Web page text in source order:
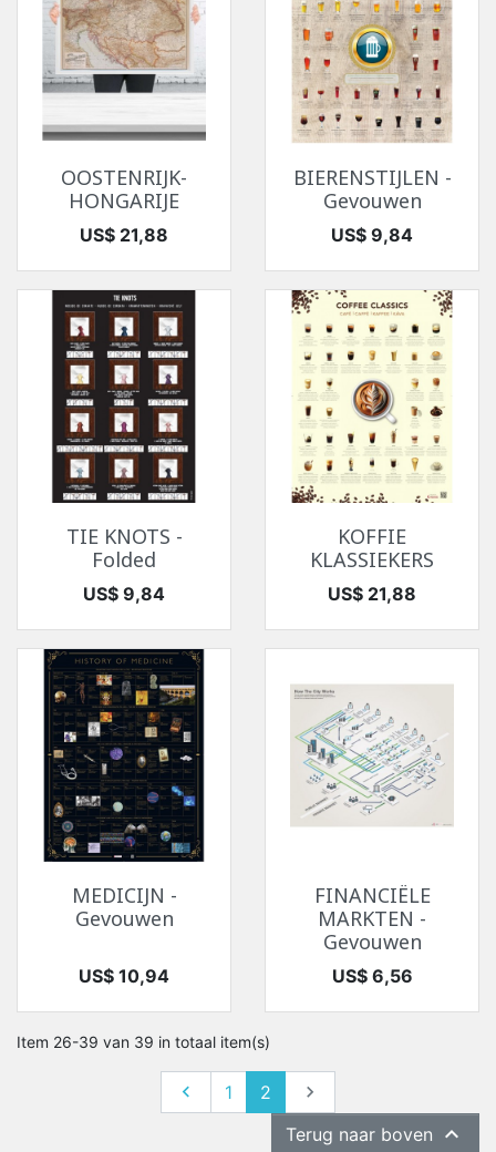
OOSTENRIJK-
HONGARIJE
Prijs
US$ 21,88
BIERENSTIJLEN -
Gevouwen
Prijs
US$ 9,84
TIE KNOTS -
Folded
Prijs
US$ 9,84
KOFFIE
KLASSIEKERS
Prijs
US$ 21,88
MEDICIJN -
Gevouwen
Prijs
US$ 10,94
FINANCIËLE
MARKTEN -
Gevouwen
Prijs
US$ 6,56
Item 26-39 van 39 in totaal item(s)
Vorige
 1 2 Volgende

Terug naar boven 